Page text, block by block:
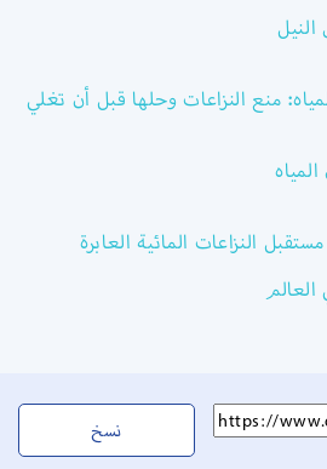
منع النزاعات وحلها قبل أن تغلي
النزاعات المائية العابرة
نسخ